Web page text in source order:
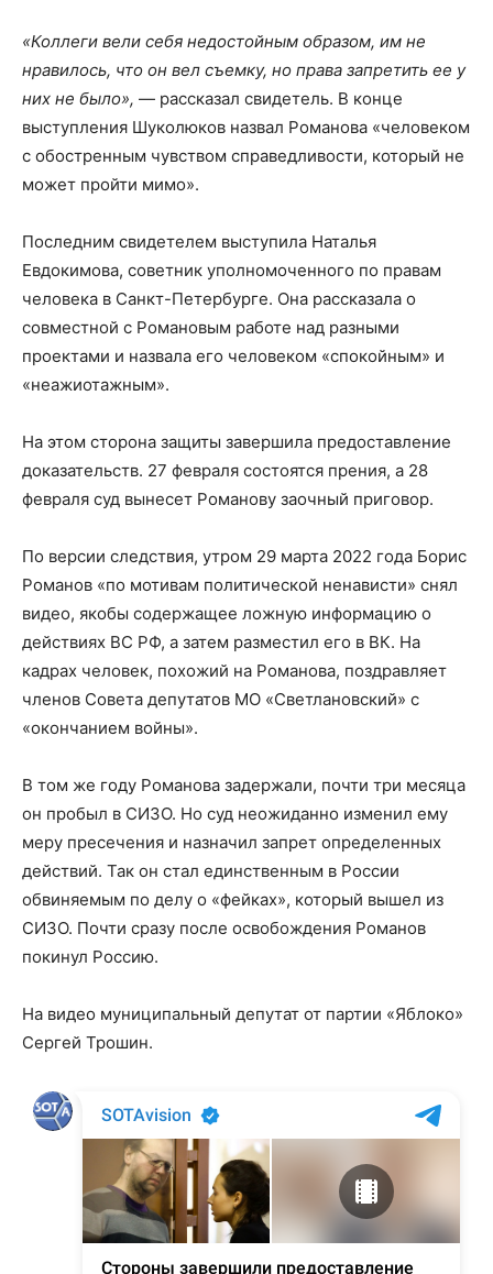
«Коллеги вели себя недостойным образом, им не
нравилось, что он вел съемку, но права запретить ее у
них не было», — рассказал свидетель. В конце
выступления Шуколюков назвал Романова «человеком
с обостренным чувством справедливости, который не
может пройти мимо».
Последним свидетелем выступила Наталья
Евдокимова, советник уполномоченного по правам
человека в Санкт-Петербурге. Она рассказала о
совместной с Романовым работе над разными
проектами и назвала его человеком «спокойным» и
«неажиотажным».
На этом сторона защиты завершила предоставление
доказательств. 27 февраля состоятся прения, а 28
февраля суд вынесет Романову заочный приговор.
По версии следствия, утром 29 марта 2022 года Борис
Романов «по мотивам политической ненависти» снял
видео, якобы содержащее ложную информацию о
действиях ВС РФ, а затем разместил его в ВК. На
кадрах человек, похожий на Романова, поздравляет
членов Совета депутатов МО «Светлановский» с
«окончанием войны».
В том же году Романова задержали, почти три месяца
он пробыл в СИЗО. Но суд неожиданно изменил ему
меру пресечения и назначил запрет определенных
действий. Так он стал единственным в России
обвиняемым по делу о «фейках», который вышел из
СИЗО. Почти сразу после освобождения Романов
покинул Россию.
На видео муниципальный депутат от партии «Яблоко»
Сергей Трошин.